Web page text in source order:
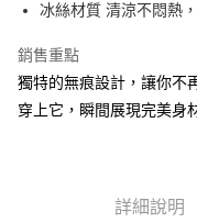
【「AFTEE先享後付」結帳
結帳頁面，進行簡訊認證並
２．訂單成立數日內，您將
３．收到繳費通知簡訊後14
ATM／網路銀行／等多元方
是否繳費成功／繳費後需取
每筆NT$80，滿NT$999(
付款後全家取貨
每筆NT$80，滿NT$999(
萊爾富取貨付款
冰絲材質 清涼不悶熱
銷售重點
獨特的無痕設計，讓你不
穿上它，瞬間展現完美身
詳細說明